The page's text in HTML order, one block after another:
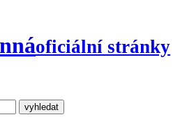
oficiální stránky